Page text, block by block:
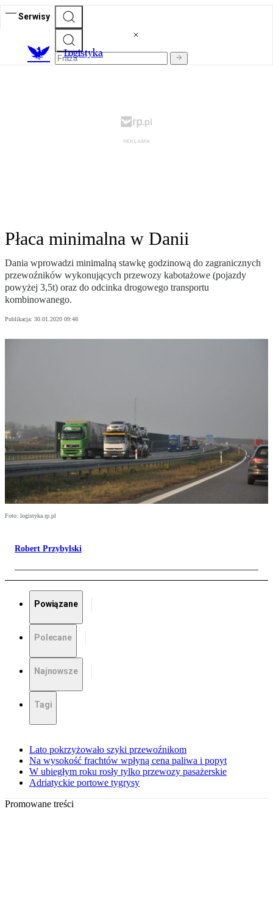
Serwisy
Logistyka
Płaca minimalna w Danii
Dania wprowadzi minimalną stawkę godzinową do zagranicznych
przewoźników wykonujących przewozy kabotażowe (pojazdy
powyżej 3,5t) oraz do odcinka drogowego transportu
kombinowanego.
Publikacja: 30.01.2020 09:48
Foto: logistyka.rp.pl
Robert Przybylski
Powiązane
Polecane
Najnowsze
Tagi
Lato pokrzyżowało szyki przewoźnikom
Na wysokość frachtów wpłyną cena paliwa i popyt
W ubiegłym roku rosły tylko przewozy pasażerskie
Adriatyckie portowe tygrysy
Promowane treści